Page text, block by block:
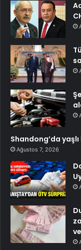
Shandong’da
Ağustos 7, 2026